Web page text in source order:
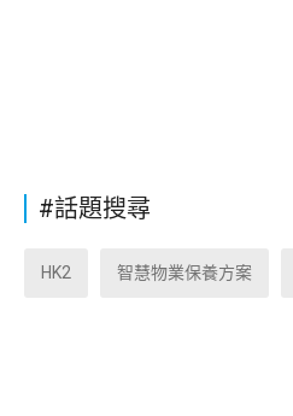
#話題搜尋
HK2 智慧物業保養方案